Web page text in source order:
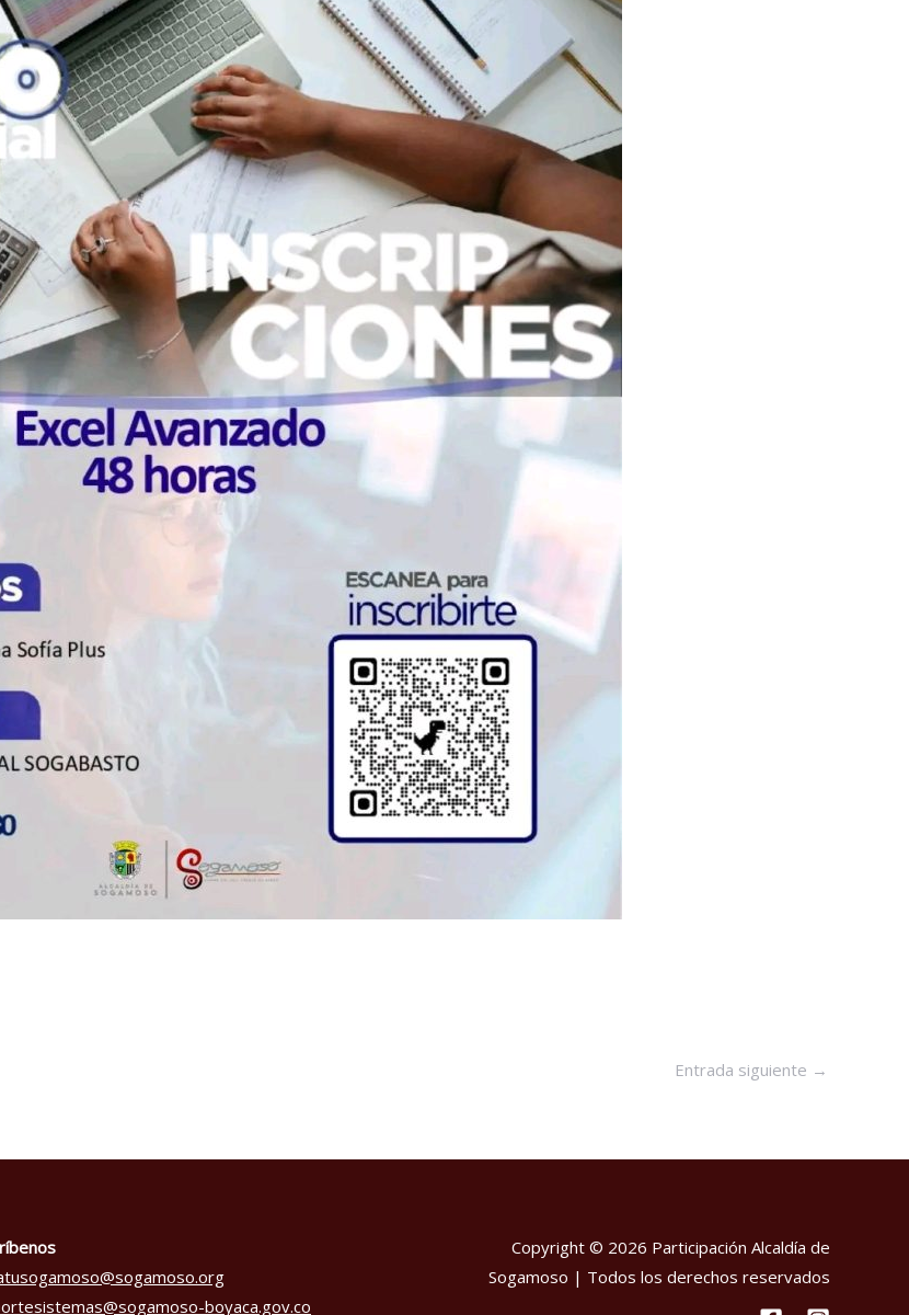
Entrada siguiente →
boyaca.gov.co
Copyright © 2026 Participación Alcaldía de
Sogamoso | Todos los derechos reservados